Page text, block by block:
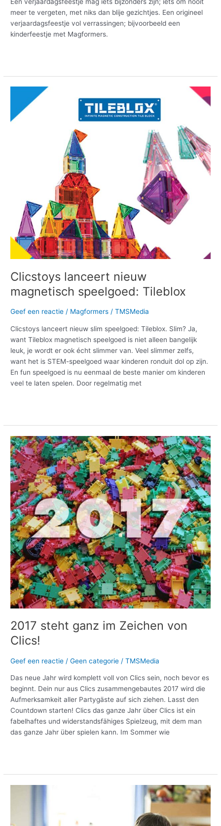
meer te vergeten, met niks dan blije gezichtjes. Een origineel
verjaardagsfeestje vol verrassingen; bijvoorbeeld een
kinderfeestje met Magformers.
Clicstoys lanceert nieuw
magnetisch speelgoed: Tileblox
Geef een reactie / Magformers /TMSMedia
Clicstoys lanceert nieuw slim speelgoed: Tileblox. Slim? Ja,
want Tileblox magnetisch speelgoed is niet alleen bangelijk
leuk, je wordt er ook écht slimmer van. Veel slimmer zelfs,
want het is STEM-speelgoed waar kinderen ronduit dol op zijn.
En fun speelgoed is nu eenmaal de beste manier om kinderen
veel te laten spelen. Door regelmatig met
lanceert
nieuw
magnetisch
2017 steht ganz im Zeichen von
Clics!
Geef een reactie /Geen categorie /TMSMedia
Das neue Jahr wird komplett voll von Clics sein, noch bevor es
beginnt. Dein nur aus Clics zusammengebautes 2017 wird die
Aufmerksamkeit aller Partygäste auf sich ziehen. Lasst den
Countdown starten! Clics das ganze Jahr über Clics ist ein
fabelhaftes und widerstandsfähiges Spielzeug, mit dem man
das ganze Jahr über spielen kann. Im Sommer wie
2017
steht
ganz
im
Zeichen
von
Clics!